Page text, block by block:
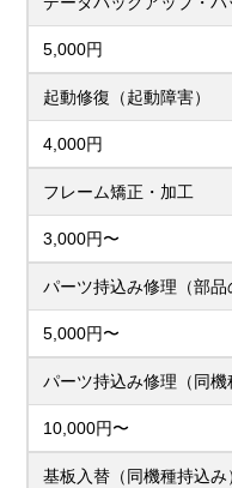
5,000円
起動修復（起動障害）
4,000円
フレーム矯正・加工
3,000円〜
パーツ持込み修理（部品
5,000円〜
パーツ持込み修理（同機
10,000円〜
基板入替（同機種持込み